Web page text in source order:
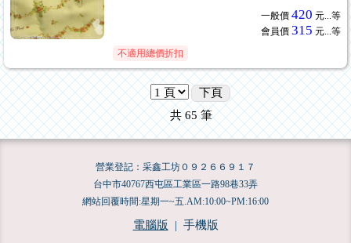
一般價 420 元...等
會員價 315 元...等
不適用總價折扣
下頁
共65筆
營業登記：采鑫工坊０９２６６９１７
台中市40767西屯區工業區一路98巷33弄
網站回覆時間:星期一~五.AM:10:00~PM:16:00
電腦版 | 手機版